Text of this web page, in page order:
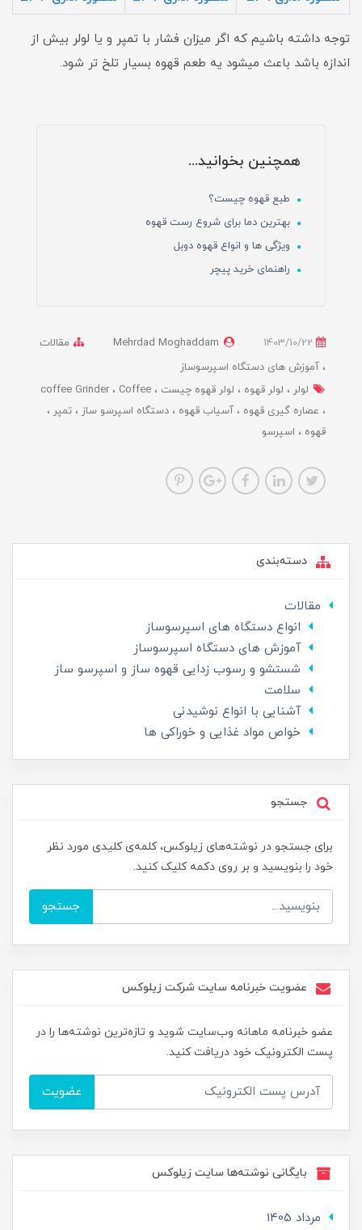
توجه داشته باشیم که اگر میزان فشار با تمپر و یا لولر بیش از
اندازه باشد باعث میشود یه طعم قهوه بسیار تلخ تر شود.
همچنین بخوانید...
طبع قهوه چیست؟
بهترین دما برای شروع رست قهوه
ویژگی ها و انواع قهوه دوبل
راهنمای خرید پیچر
Mehrdad Moghaddam
مقالات
آموزش های دستگاه اسپرسوساز
لولر
لولر قهوه لولر قهوه چیست coffee Grinder
Coffee
عصاره گیری قهوه
آسیاب قهوه دستگاه اسپرسو ساز
تمپر
قهوه
اسپرسو
دسته‌بندی
مقالات
انواع دستگاه های اسپرسوساز
آموزش های دستگاه اسپرسوساز
شستشو و رسوب زدایی قهوه ساز و اسپرسو ساز
سلامت
آشنایی با انواع نوشیدنی
خواص مواد غذایی و خوراکی ها
جستجو
برای جستجو در نوشته‌های زیلوکس، کلمه‌ی کلیدی مورد نظر
خود را بنویسید و بر روی دکمه کلیک کنید.
جستجو
عضویت خبرنامه سایت شرکت زیلوکس
عضو خبرنامه ماهانه وب‌سایت شوید و تازه‌ترین نوشته‌ها را در
پست الکترونیک خود دریافت کنید.
عضویت
بایگانی نوشته‌ها سایت زیلوکس
مرداد 1405